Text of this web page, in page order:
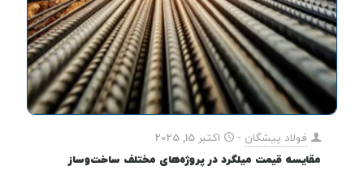
فولاد پیشگان -
اکتبر 15, 2025
مقایسه قیمت میلگرد در پروژه‌های مختلف ساخت‌وساز